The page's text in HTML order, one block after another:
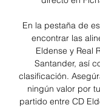
En la pestaña de
encontrar las
Eldense y Real
Santander, así
clasificación.
ningún valor por
partido entre CD